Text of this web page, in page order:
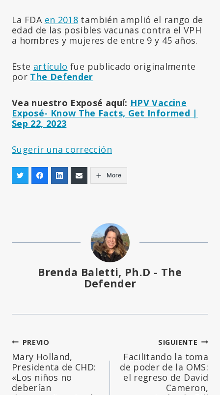
La FDA en 2018 también amplió el rango de
edad de las posibles vacunas contra el VPH
a hombres y mujeres de entre 9 y 45 años.
Este artículo fue publicado originalmente
por The Defender
Vea nuestro Exposé aquí: HPV Vaccine
Exposé- Know The Facts, Get Informed |
Sep 22, 2023
Sugerir una corrección
More
Brenda Baletti, Ph.D - The
Defender
Navegación
de
entradas
PREVIO
Mary Holland,
Presidenta de CHD:
«Los niños no
deberían
SIGUIENTE
Facilitando la toma
de poder de la OMS:
el regreso de David
Cameron,